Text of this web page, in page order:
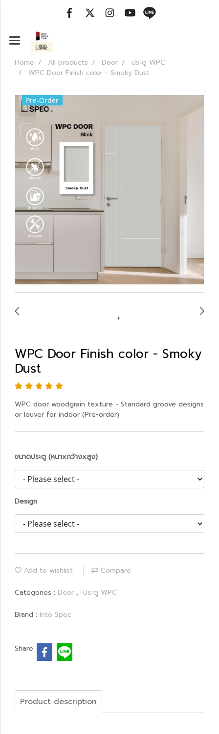
Home All products Door
ประตู WPC
WPC Door Finish color - Smoky Dust
Pre-Order
WPC Door Finish color - Smoky
Dust
WPC door woodgrain texture - Standard groove designs
or louver for indoor (Pre-order)
ขนาดประตู (หนาxกว้างxสูง)
Design
Add to wishlist Compare
Categories : Door , ประตู WPC
Brand : Into Spec
Share
Product description